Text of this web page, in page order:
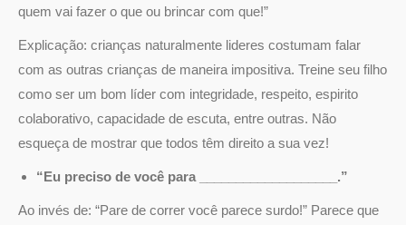
quem vai fazer o que ou brincar com que!”
Explicação: crianças naturalmente lideres costumam falar
com as outras crianças de maneira impositiva. Treine seu filho
como ser um bom líder com integridade, respeito, espirito
colaborativo, capacidade de escuta, entre outras. Não
esqueça de mostrar que todos têm direito a sua vez!
“Eu preciso de você para ___________________.”
Ao invés de: “Pare de correr você parece surdo!” Parece que